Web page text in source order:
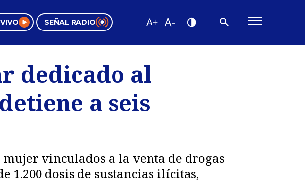
SEÑAL RADIO
Tendencias
Videos
dedicado al
a seis
vinculados a la venta de drogas
1.200 dosis de sustancias ilícitas,